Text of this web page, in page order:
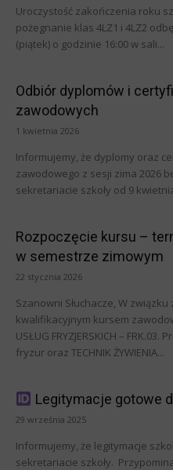
Uroczystość zakończenia roku
pożegnanie klas 4LZ1 i 4LZ2
(piątek) o godzinie 16:00 w sali...
Odbiór dyplomów i
zawodowych
1 kwietnia 2026
Informujemy, że dyplomy oraz
zawodowego z sesji zima 2026
sekretariacie szkoły od 9
Rozpoczęcie kursu –
w semestrze zimowym
22 stycznia 2026
Szanowni Słuchacze, W
kwalifikacyjnym kursem
USŁUG FRYZJERSKICH –
fryzur oraz TECHNIK ŻYWIENIA...
Legitymacje gotowe
29 września 2025
Informujemy, że legitymacje
sekretariacie szkoły.